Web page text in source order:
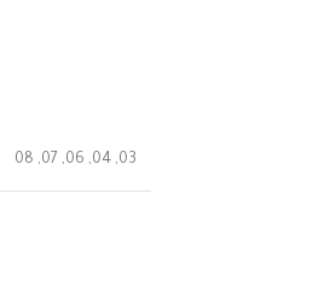
03
,
04
,
06
,
07
,
08